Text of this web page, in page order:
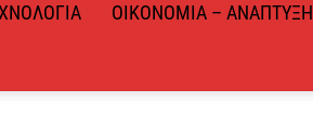
ΟΙΚΟΝΟΜΊΑ – ΑΝΆΠΤΥΞΗ